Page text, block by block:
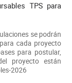
TPS para
se podrán
cada proyecto
para postular,
proyecto están
2026